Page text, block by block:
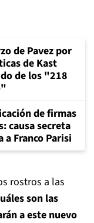
de Pavez por
de Kast
de los "218
de firmas
causa secreta
a Franco Parisi
rostros a las
son las
a este nuevo